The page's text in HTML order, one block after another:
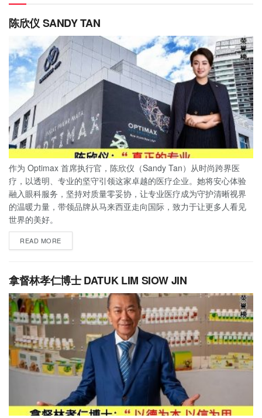
陈欣仪 SANDY TAN
作为 Optimax 首席执行官，陈欣仪（Sandy Tan）从时尚跨界医
疗，以透明、专业的坚守引领这家卓越的医疗企业。她将安心体验
融入眼科服务，坚持对质量零妥协，让专业医疗成为守护清晰视界
的温暖力量，带领品牌从马来西亚走向国际，致力于让更多人看见
世界的美好。
READ MORE
拿督林孝仁博士 DATUK LIM SIOW JIN